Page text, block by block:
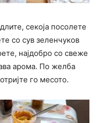
секоја посолете
со сув зеленчуков
најдобро со свеже
арома. По желба
го месото.